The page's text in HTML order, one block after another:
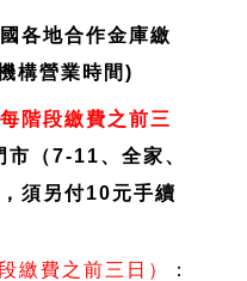
各地合作金庫繳
構營業時間)
每階段繳費之前三
市（7-11、全家、
須另付10元手續
繳費之前三日）
：